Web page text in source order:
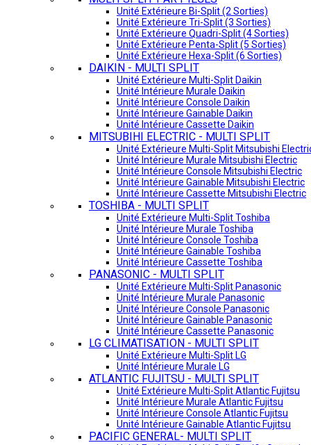
Unité Extérieure Bi-Split (2 Sorties)
Unité Extérieure Tri-Split (3 Sorties)
Unité Extérieure Quadri-Split (4 Sorties)
Unité Extérieure Penta-Split (5 Sorties)
Unité Extérieure Hexa-Split (6 Sorties)
DAIKIN - MULTI SPLIT
Unité Extérieure Multi-Split Daikin
Unité Intérieure Murale Daikin
Unité Intérieure Console Daikin
Unité Intérieure Gainable Daikin
Unité Intérieure Cassette Daikin
MITSUBIHI ELECTRIC - MULTI SPLIT
Unité Extérieure Multi-Split Mitsubishi
Unité Intérieure Murale Mitsubishi Electric
Unité Intérieure Console Mitsubishi Electric
Unité Intérieure Gainable Mitsubishi Electric
Unité Intérieure Cassette Mitsubishi Electric
TOSHIBA - MULTI SPLIT
Unité Extérieure Multi-Split Toshiba
Unité Intérieure Murale Toshiba
Unité Intérieure Console Toshiba
Unité Intérieure Gainable Toshiba
Unité Intérieure Cassette Toshiba
PANASONIC - MULTI SPLIT
Unité Extérieure Multi-Split Panasonic
Unité Intérieure Murale Panasonic
Unité Intérieure Console Panasonic
Unité Intérieure Gainable Panasonic
Unité Intérieure Cassette Panasonic
LG CLIMATISATION - MULTI SPLIT
Unité Extérieure Multi-Split LG
Unité Intérieure Murale LG
ATLANTIC FUJITSU - MULTI SPLIT
Unité Extérieure Multi-Split Atlantic Fujitsu
Unité Intérieure Murale Atlantic Fujitsu
Unité Intérieure Console Atlantic Fujitsu
Unité Intérieure Gainable Atlantic Fujitsu
PACIFIC GENERAL- MULTI SPLIT